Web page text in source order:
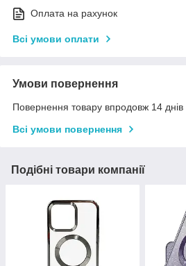
Оплата на рахунок
Всі умови оплати
Умови повернення
Повернення товару впродовж 14 днів
Всі умови повернення
Подібні товари компанії